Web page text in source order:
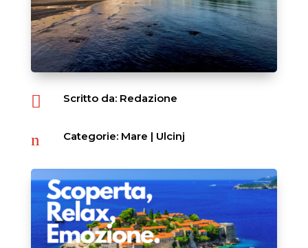
 Scritto da: Redazione
n Categorie: Mare | Ulcinj